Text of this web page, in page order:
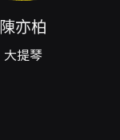
的聲色中占
聲基礎或製
陳亦柏
大提琴